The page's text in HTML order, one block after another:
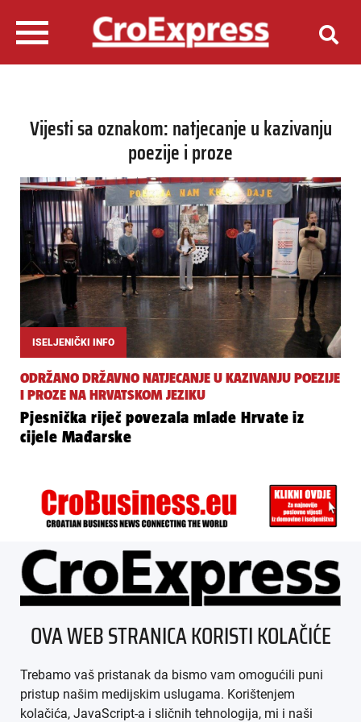
Vijesti sa oznakom: natjecanje u kazivanju
poezije i proze
ISELJENIČKI INFO
ODRŽANO DRŽAVNO NATJECANJE U KAZIVANJU POEZIJE
I PROZE NA HRVATSKOM JEZIKU
Pjesnička riječ povezala mlade Hrvate iz
cijele Mađarske
ÜBER UNS
IMPRESSUM
AGB
OVA WEB STRANICA KORISTI KOLAČIĆE
Trebamo vaš pristanak da bismo vam omogućili puni
pristup našim medijskim uslugama. Korištenjem
kolačića, JavaScript-a i sličnih tehnologija, mi i naši